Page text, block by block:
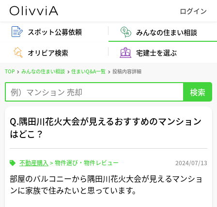
スポット公募依頼 みんなの住まい相談
オリビア検索 宅建士を選ぶ
TOP みんなの住まい相談 住まいQ&A一覧 投稿内容詳細
Q.隅田川花火大会が見えるおすすめのマンション
はどこ？
不動産購入 >物件選び・物件レビュー 2024/07/13
部屋のバルコニーから隅田川花火大会が見えるマンショ
ンに家族で住みたいと思っています。